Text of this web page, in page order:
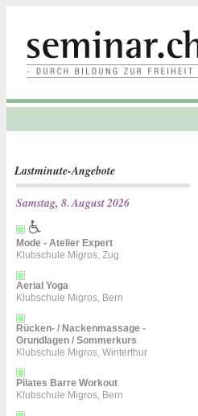
Lastminute-Angebote
Samstag, 8. August 2026
Mode - Atelier Expert
Klubschule Migros, Zug
Aerial Yoga
Klubschule Migros, Bern
Rücken- / Nackenmassage -
Grundlagen / Sommerkurs
Klubschule Migros, Winterthur
Pilates Barre Workout
Klubschule Migros, Bern